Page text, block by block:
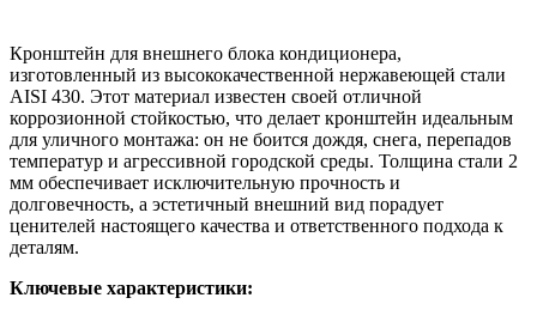
Кронштейн для внешнего блока кондиционера,
изготовленный из высококачественной нержавеющей стали
AISI 430. Этот материал известен своей отличной
коррозионной стойкостью, что делает кронштейн идеальным
для уличного монтажа: он не боится дождя, снега, перепадов
температур и агрессивной городской среды. Толщина стали 2
мм обеспечивает исключительную прочность и
долговечность, а эстетичный внешний вид порадует
ценителей настоящего качества и ответственного подхода к
деталям.
Ключевые характеристики: